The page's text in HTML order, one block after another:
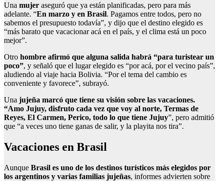
Una mujer aseguró que ya están planificadas, pero para más
adelante. “En marzo y en Brasil. Pagamos entre todos, pero no
sabemos el presupuesto todavía”, y dijo que el destino elegido es
“más barato que vacacionar acá en el país, y el clima está un poco
mejor”.
Otro hombre afirmó que alguna salida habrá “para turistear un
poco”, y señaló que el lugar elegido es “por acá, por el vecino país”,
aludiendo al viaje hacia Bolivia. “Por el tema del cambio es
conveniente y favorece”, subrayó.
Una jujeña marcó que tiene su visión sobre las vacaciones.
“Amo Jujuy, disfruto cada vez que voy al norte, Termas de
Reyes, El Carmen, Perico, todo lo que tiene Jujuy”, pero admitió
que “a veces uno tiene ganas de salir, y la playita nos tira”.
Vacaciones en Brasil
Aunque Brasil es uno de los destinos turísticos más elegidos por
los argentinos y varias familias jujeñas, informes advierten sobre